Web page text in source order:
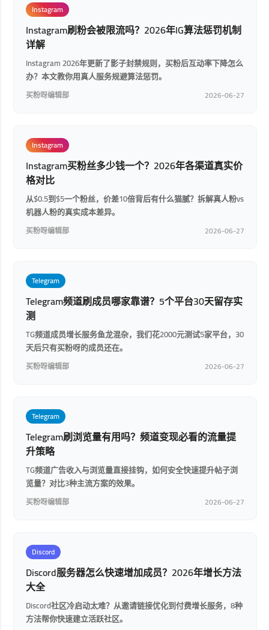
Instagram
Instagram刷粉会被限流吗？2026年IG算法惩罚机制
详解
Instagram 2026年更新了影子封禁规则，买粉后互动率下降怎么
办？本文教你用真人服务规避算法惩罚。
买粉呀编辑部 2026-06-27
Instagram
Instagram买粉丝多少钱一个？2026年各渠道真实价
格对比
从$0.5到$5一个粉丝，价差10倍背后有什么猫腻？拆解真人粉vs
机器人粉的真实成本差异。
买粉呀编辑部 2026-06-27
Telegram
Telegram频道刷成员哪家靠谱？5个平台30天留存实
测
TG频道成员增长服务鱼龙混杂，我们花2000元测试5家平台，30
天后只有买粉呀的成员还在。
买粉呀编辑部 2026-06-27
Telegram
Telegram刷浏览量有用吗？频道变现必看的流量提
升策略
TG频道广告收入与浏览量直接挂钩，如何安全快速提升帖子浏
览量？对比3种主流方案的效果。
买粉呀编辑部 2026-06-27
Discord
Discord服务器怎么快速增加成员？2026年增长方法
大全
Discord社区冷启动太难？从邀请链接优化到付费增长服务，8种
方法帮你快速建立活跃社区。